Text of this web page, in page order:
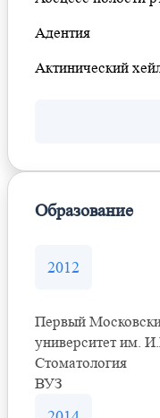
Адентия
Актинический
Образование
2012
Первый
университет им.
Стоматология
ВУЗ